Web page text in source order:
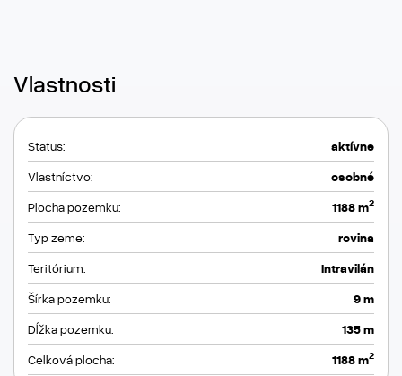
Vlastnosti
Status:
aktívne
Vlastníctvo:
osobné
Plocha pozemku:
1188 m2
Typ zeme:
rovina
Teritórium:
Intravilán
Šírka pozemku:
9 m
Dĺžka pozemku:
135 m
Celková plocha:
1188 m2